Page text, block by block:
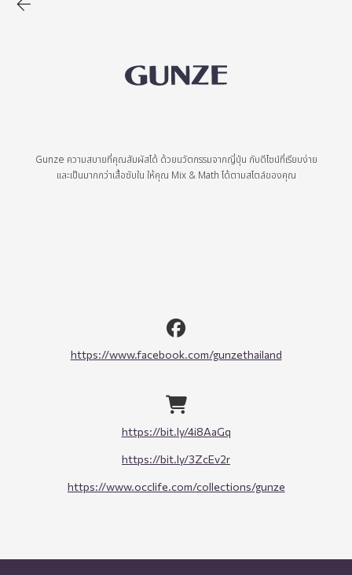
Gunze ความสบายที่คุณสัมผัสได้ ด้วยนวัตกรรมจากญี่ปุ่น กับดีไซน์ที่เรียบง่าย
และเป็นมากกว่าเสื้อซับใน ให้คุณ Mix & Math ได้ตามสไตล์ของคุณ
https://www.facebook.com/gunzethailand
https://bit.ly/4i8AaGq
https://bit.ly/3ZcEv2r
https://www.occlife.com/collections/gunze